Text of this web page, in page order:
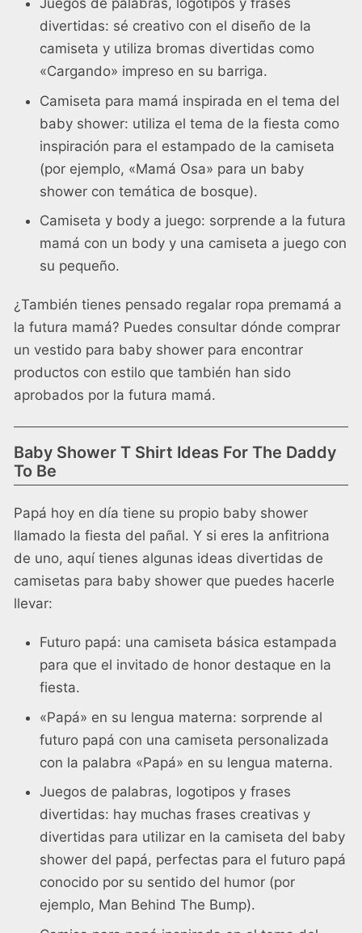
Juegos de palabras, logotipos y frases
divertidas: sé creativo con el diseño de la
camiseta y utiliza bromas divertidas como
«Cargando» impreso en su barriga.
Camiseta para mamá inspirada en el tema del
baby shower: utiliza el tema de la fiesta como
inspiración para el estampado de la camiseta
(por ejemplo, «Mamá Osa» para un baby
shower con temática de bosque).
Camiseta y body a juego: sorprende a la futura
mamá con un body y una camiseta a juego con
su pequeño.
¿También tienes pensado regalar ropa premamá a
la futura mamá? Puedes consultar dónde comprar
un vestido para baby shower para encontrar
productos con estilo que también han sido
aprobados por la futura mamá.
Baby Shower T Shirt Ideas For The Daddy
To Be
Papá hoy en día tiene su propio baby shower
llamado la fiesta del pañal. Y si eres la anfitriona
de uno, aquí tienes algunas ideas divertidas de
camisetas para baby shower que puedes hacerle
llevar:
Futuro papá: una camiseta básica estampada
para que el invitado de honor destaque en la
fiesta.
«Papá» en su lengua materna: sorprende al
futuro papá con una camiseta personalizada
con la palabra «Papá» en su lengua materna.
Juegos de palabras, logotipos y frases
divertidas: hay muchas frases creativas y
divertidas para utilizar en la camiseta del baby
shower del papá, perfectas para el futuro papá
conocido por su sentido del humor (por
ejemplo, Man Behind The Bump).